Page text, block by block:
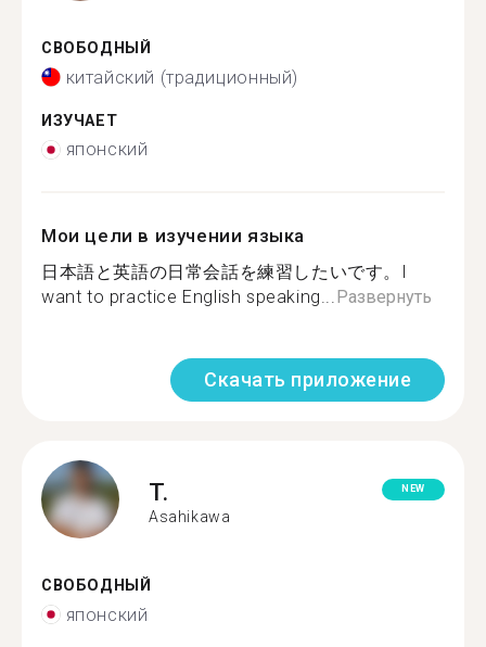
СВОБОДНЫЙ
китайский (традиционный)
ИЗУЧАЕТ
японский
Мои цели в изучении языка
日本語と英語の日常会話を練習したいです。I
want to practice English speaking...Развернуть
Скачать приложение
T.
Asahikawa
NEW
СВОБОДНЫЙ
японский